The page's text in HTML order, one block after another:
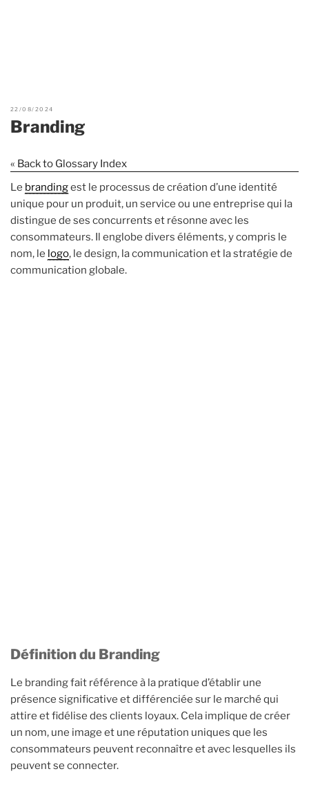
22/08/2024
Branding
« Back to Glossary Index
Le brandingest le processus de création d’une identité
unique pour un produit, un service ou une entreprise qui la
distingue de ses concurrents et résonne avec les
consommateurs. Il englobe divers éléments, y compris le
nom, le logo, le design, la communication et la stratégie de
communication globale.
Définition du Branding
Le branding fait référence à la pratique d’établir une
présence significative et différenciée sur le marché qui
attire et fidélise des clients loyaux. Cela implique de créer
un nom, une image et une réputation uniques que les
consommateurs peuvent reconnaître et avec lesquelles ils
peuvent se connecter.